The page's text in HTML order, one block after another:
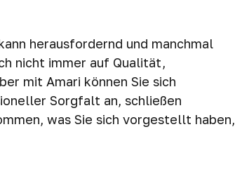
herausfordernd und manchmal
nicht immer auf Qualität,
mit Amari können Sie sich
Sorgfalt an, schließen
was Sie sich vorgestellt haben,